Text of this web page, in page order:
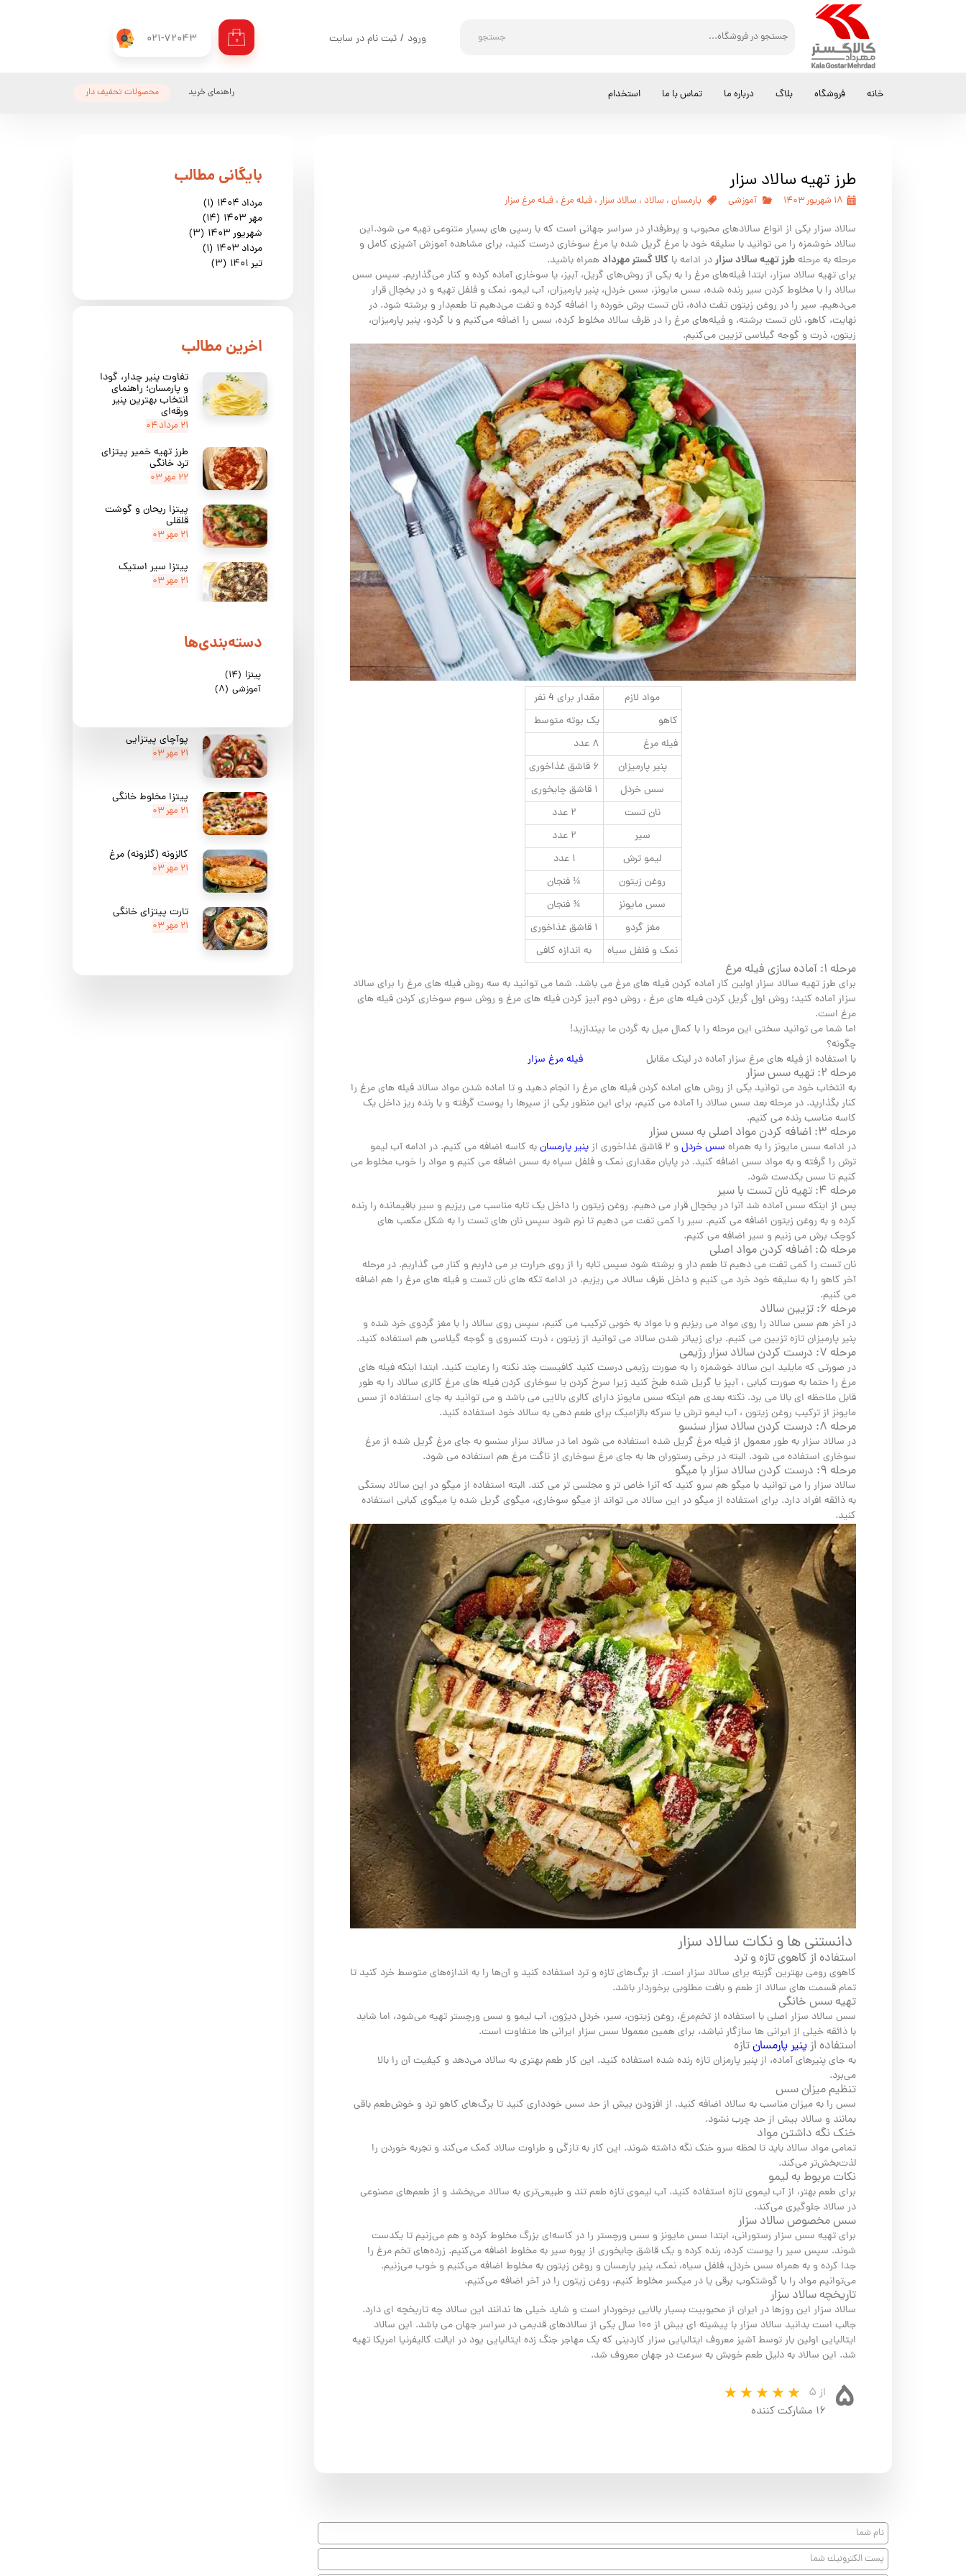
021-72043 جستجو ۰ ورود / ثبت نام در سایت
خانه فروشگاه بلاگ درباره ما تماس با ما استخدام محصولات تحفیف دار راهنمای خرید
طرز تهیه سالاد سزار
۱۸ شهریور ۱۴۰۳ آموزشی پارمسان ، سالاد ، سالاد سزار ، فیله مرغ ، فیله مرغ سزار
سالاد سزار یکی از انواع سالادهای محبوب و پرطرفدار در سراسر جهانی است که با رسپی های بسیار متنوعی تهیه می شود.این
سالاد خوشمزه را می توانید با سلیقه خود با مرغ گریل شده یا مرغ سوخاری درست کنید، برای مشاهده آموزش آشپزی کامل و
مرحله به مرحلهطرز تهیه سالاد سزاردر ادامه با کالا گستر مهرداد همراه باشید.
برای تهیه سالاد سزار، ابتدا فیله‌های مرغ را به یکی از روش‌های گریل، آبپز، یا سوخاری آماده کرده و کنار می‌گذاریم. سپس سس
سالاد را با مخلوط کردن سیر رنده شده، سس مایونز، سس خردل، پنیر پارمیزان، آب لیمو، نمک و فلفل تهیه و در یخچال قرار
می‌دهیم. سیر را در روغن زیتون تفت داده، نان تست برش خورده را اضافه کرده و تفت می‌دهیم تا طعم‌دار و برشته شود. در
نهایت، کاهو، نان تست برشته، و فیله‌های مرغ را در ظرف سالاد مخلوط کرده، سس را اضافه می‌کنیم و با گردو، پنیر پارمیزان،
زیتون، ذرت و گوجه گیلاسی تزیین می‌کنیم.
مواد لازم
مقدار برای 4 نفر
کاهو
یک بوته متوسط
فیله مرغ
۸ عدد
پنیر پارمیزان
۶ قاشق غذاخوری
سس خردل
۱ قاشق چایخوری
نان تست
۲ عدد
سیر
۲ عدد
لیمو ترش
۱ عدد
روغن زیتون
¼ فنجان
سس مایونز
¾ فنجان
مغز گردو
۱ قاشق غذاخوری
نمک و فلفل سیاه
به اندازه کافی
مرحله ۱: آماده سازی فیله مرغ
برای طرز تهیه سالاد سزار اولین کار آماده کردن فیله های مرغ می باشد. شما می توانید به سه روش فیله های مرغ را برای سالاد
سزار آماده کنید؛ روش اول گریل کردن فیله های مرغ ، روش دوم آبپز کردن فیله های مرغ و روش سوم سوخاری کردن فیله های
مرغ است.
اما شما می توانید سختی این مرحله را با کمال میل به گردن ما بیندازید!
چگونه؟
با استفاده از فیله های مرغ سزار آماده در لینک مقابل فیله مرغ سزار
مرحله ۲: تهیه سس سزار
به انتخاب خود می توانید یکی از روش های اماده کردن فیله های مرغ را انجام دهید و تا اماده شدن مواد سالاد فیله های مرغ را
کنار بگذارید. در مرحله بعد سس سالاد را آماده می کنیم، برای این منظور یکی از سیرها را پوست گرفته و با رنده ریز داخل یک
کاسه مناسب رنده می کنیم.
مرحله ۳: اضافه کردن مواد اصلی به سس سزار
در ادامه سس مایونز را به همراه سس خردل و ۲ قاشق غذاخوری از پنیر پارمسانبه کاسه اضافه می کنیم. در ادامه آب لیمو
ترش را گرفته و به مواد سس اضافه کنید. در پایان مقداری نمک و فلفل سیاه به سس اضافه می کنیم و مواد را خوب مخلوط می
کنیم تا سس یکدست شود.
مرحله ۴: تهیه نان تست با سیر
پس از اینکه سس آماده شد آنرا در یخچال قرار می دهیم. روغن زیتون را داخل یک تابه مناسب می ریزیم و سیر باقیمانده را رنده
کرده و به روغن زیتون اضافه می کنیم. سیر را کمی تفت می دهیم تا نرم شود سپس نان های تست را به شکل مکعب های
کوچک برش می زنیم و سیر اضافه می کنیم.
مرحله ۵: اضافه کردن مواد اصلی
نان تست را کمی تفت می دهیم تا طعم دار و برشته شود سپس تابه را از روی حرارت بر می داریم و کنار می گذاریم. در مرحله
آخر کاهو را به سلیقه خود خرد می کنیم و داخل ظرف سالاد می ریزیم. در ادامه تکه های نان تست و فیله های مرغ را هم اضافه
می کنیم.
مرحله ۶: تزیین سالاد
در آخر هم سس سالاد را روی مواد می ریزیم و با مواد به خوبی ترکیب می کنیم، سپس روی سالاد را با مغز گردوی خرد شده و
پنیر پارمیزان تازه تزیین می کنیم. برای زیباتر شدن سالاد می توانید از زیتون ، ذرت کنسروی و گوجه گیلاسی هم استفاده کنید.
مرحله ۷: درست کردن سالاد سزار رژیمی
در صورتی که مایلید این سالاد خوشمزه را به صورت رژیمی درست کنید کافیست چند نکته را رعایت کنید. ابتدا اینکه فیله های
مرغ را حتما به صورت کبابی ، آبپز یا گریل شده طبخ کنید زیرا سرخ کردن یا سوخاری کردن فیله های مرغ کالری سالاد را به طور
قابل ملاحظه ای بالا می برد. نکته بعدی هم اینکه سس مایونز دارای کالری بالایی می باشد و می توانید به جای استفاده از سس
مایونز از ترکیب روغن زیتون ، آب لیمو ترش یا سرکه بالزامیک برای طعم دهی به سالاد خود استفاده کنید.
مرحله ۸: درست کردن سالاد سزار سنسو
در سالاد سزار به طور معمول از فیله مرغ گریل شده استفاده می شود اما در سالاد سزار سنسو به جای مرغ گریل شده از مرغ
سوخاری استفاده می شود. البته در برخی رستوران ها به جای مرغ سوخاری از ناگت مرغ هم استفاده می شود.
مرحله ۹: درست کردن سالاد سزار با میگو
سالاد سزار را می توانید با میگو هم سرو کنید که آنرا خاص تر و مجلسی تر می کند. البته استفاده از میگو در این سالاد بستگی
به ذائقه افراد دارد. برای استفاده از میگو در این سالاد می تواند از میگو سوخاری، میگوی گریل شده یا میگوی کبابی استفاده
کنید.
دانستنی ها و نکات سالاد سزار
استفاده از کاهوی تازه و ترد
کاهوی رومی بهترین گزینه برای سالاد سزار است. از برگ‌های تازه و ترد استفاده کنید و آن‌ها را به اندازه‌های متوسط خرد کنید تا
تمام قسمت های سالاد از طعم و بافت مطلوبی برخوردار باشد.
تهیه سس خانگی
سس سالاد سزار اصلی با استفاده از تخم‌مرغ، روغن زیتون، سیر، خردل دیژون، آب لیمو و سس ورچستر تهیه می‌شود، اما شاید
با ذائقه خیلی از ایرانی ها سازگار نباشد، برای همین معمولا سس سزار ایرانی ها متفاوت است.
استفاده ازپنیر پارمسانتازه
به جای پنیرهای آماده، از پنیر پارمزان تازه رنده شده استفاده کنید. این کار طعم بهتری به سالاد می‌دهد و کیفیت آن را بالا
می‌برد.
تنظیم میزان سس
سس را به میزان مناسب به سالاد اضافه کنید. از افزودن بیش از حد سس خودداری کنید تا برگ‌های کاهو ترد و خوش‌طعم باقی
بمانند و سالاد بیش از حد چرب نشود.
خنک نگه داشتن مواد
تمامی مواد سالاد باید تا لحظه سرو خنک نگه داشته شوند. این کار به تازگی و طراوت سالاد کمک می‌کند و تجربه خوردن را
لذت‌بخش‌تر می‌کند.
نکات مربوط به لیمو
برای طعم بهتر، از آب لیموی تازه استفاده کنید. آب لیموی تازه طعم تند و طبیعی‌تری به سالاد می‌بخشد و از طعم‌های مصنوعی
در سالاد جلوگیری می‌کند.
سس مخصوص سالاد سزار
برای تهیه سس سزار رستورانی، ابتدا سس مایونز و سس ورچستر را در کاسه‌ای بزرگ مخلوط کرده و هم می‌زنیم تا یکدست
شوند. سپس سیر را پوست کرده، رنده کرده و یک قاشق چایخوری از پوره سیر به مخلوط اضافه می‌کنیم. زرده‌های تخم مرغ را
جدا کرده و به همراه سس خردل، فلفل سیاه، نمک، پنیر پارمسان و روغن زیتون به مخلوط اضافه می‌کنیم و خوب می‌زنیم.
می‌توانیم مواد را با گوشتکوب برقی یا در میکسر مخلوط کنیم، روغن زیتون را در آخر اضافه می‌کنیم.
تاریخچه سالاد سزار
سالاد سزار این روزها در ایران از محبوبیت بسیار بالایی برخوردار است و شاید خیلی ها ندانند این سالاد چه تاریخچه ای دارد.
جالب است بدانید سالاد سزار با پیشینه ای بیش از ۱۰۰ سال یکی از سالادهای قدیمی در سراسر جهان می باشد. این سالاد
ایتالیایی اولین بار توسط آشپز معروف ایتالیایی سزار کاردینی که یک مهاجر جنگ زده ایتالیایی یود در ایالت کالیفرنیا امریکا تهیه
شد. این سالاد به دلیل طعم خوبش به سرعت در جهان معروف شد.
۵
از ۵
۱۶ مشارکت کننده
مرداد ۱۴۰۴
(۱)
مهر ۱۴۰۳
(۱۴)
شهریور ۱۴۰۳
(۳)
مرداد ۱۴۰۳
(۱)
تیر ۱۴۰۱
(۳)
​بایگانی مطالب
​اخرین مطالب
تفاوت پنیر چدار، گودا
و پارمسان؛ راهنمای
انتخاب بهترین پنیر
ورقه‌ای
۲۱ مرداد ۰۴
طرز تهیه خمیر پیتزای
ترد خانگی
۲۲ مهر ۰۳
پیتزا ریحان و گوشت
قلقلی
۲۱ مهر ۰۳
پیتزا سیر استیک
۲۱ مهر ۰۳
۲۱ مهر ۰۳
پوآچای پیتزایی
۲۱ مهر ۰۳
پیتزا مخلوط خانگی
۲۱ مهر ۰۳
کالزونه (گلزونه) مرغ
۲۱ مهر ۰۳
تارت پیتزای خانگی
۲۱ مهر ۰۳
دسته‌بندی‌ها
پیتزا (۱۴)
آموزشی (۸)